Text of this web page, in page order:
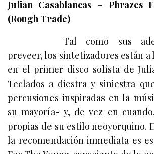
Julian Casablancas – Phrazes
(Rough Trade)
Tal como sus
preveer, los sintetizadores están
en el primer disco solista de
Teclados a diestra y siniestra
percusiones inspiradas en la
su mayoría- y, de vez en
propias de su estilo neoyorquino.
la recomendación inmediata es